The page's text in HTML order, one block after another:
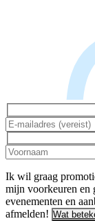
Ik wil graag
mijn voorkeuren en
evenementen en
afmelden! Wat